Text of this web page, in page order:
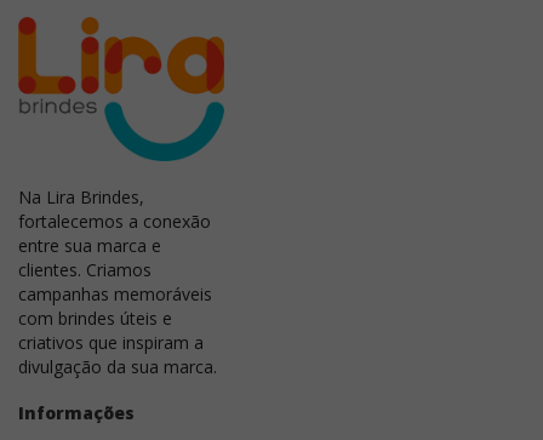
quantidade solicitada, o orçamento poderá ser
atualizado. Depois que todos os detalhes forem
definidos e aprovados, enviaremos um layout virtual
para validação. Somente após a aprovação da arte e a
confirmação do pedido a produção dos brindes é
Existe pedido mínimo?
Posso comprar apenas uma unidade?
Atendem todo o Brasil?
Posso retirar meu pedido?
Na Lira Brindes,
fortalecemos a conexão
entre sua marca e
clientes. Criamos
campanhas memoráveis
com brindes úteis e
criativos que inspiram a
divulgação da sua marca.
Informações